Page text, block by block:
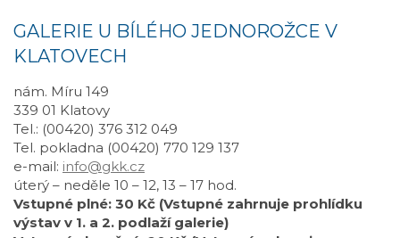
GALERIE U BÍLÉHO JEDNOROŽCE V
KLATOVECH
nám. Míru 149
339 01 Klatovy
Tel.: (00420) 376 312 049
Tel. pokladna (00420) 770 129 137
e-mail: info@gkk.cz
úterý – neděle 10 – 12, 13 – 17 hod.
Vstupné plné: 30 Kč (Vstupné zahrnuje prohlídku
výstav v 1. a 2. podlaží galerie)